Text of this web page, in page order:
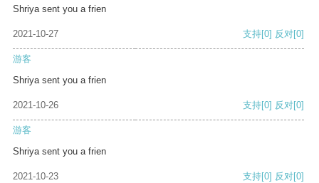
Shriya sent you a frien
2021-10-27 支持[0] 反对[0]
游客
Shriya sent you a frien
2021-10-26 支持[0] 反对[0]
游客
Shriya sent you a frien
2021-10-23 支持[0] 反对[0]